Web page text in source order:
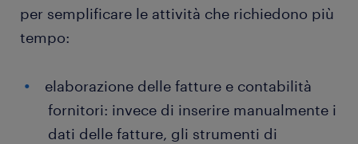
per semplificare le attività che richiedono più
tempo:
elaborazione delle fatture e contabilità
fornitori: invece di inserire manualmente i
dati delle fatture, gli strumenti di